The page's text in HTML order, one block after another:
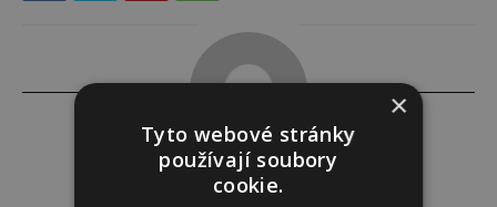
Tereza Yasmina Abazid
×
Tyto webové stránky
používají soubory
cookie.